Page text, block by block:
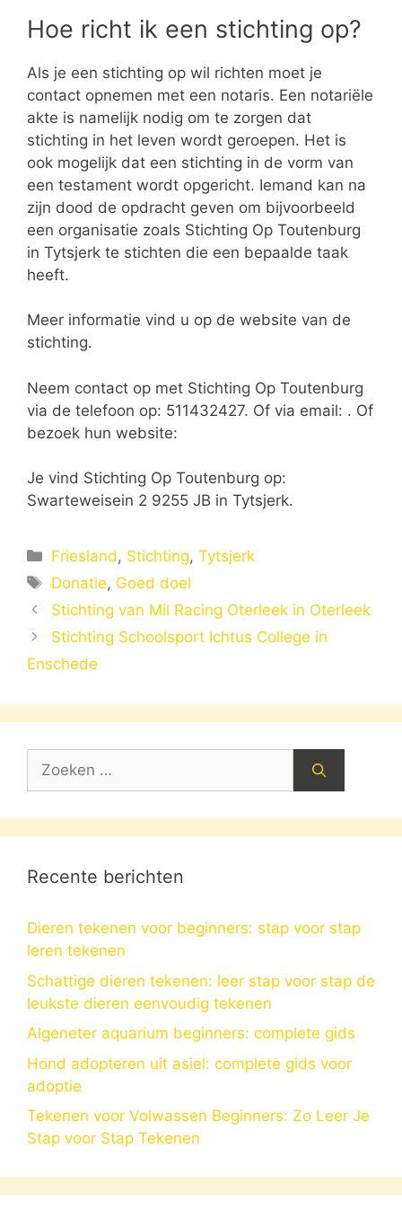
Hoe richt ik een stichting op?
Als je een stichting op wil richten moet je
contact opnemen met een notaris. Een notariële
akte is namelijk nodig om te zorgen dat
stichting in het leven wordt geroepen. Het is
ook mogelijk dat een stichting in de vorm van
een testament wordt opgericht. Iemand kan na
zijn dood de opdracht geven om bijvoorbeeld
een organisatie zoals Stichting Op Toutenburg
in Tytsjerk te stichten die een bepaalde taak
heeft.
Meer informatie vind u op de website van de
stichting.
Neem contact op met Stichting Op Toutenburg
via de telefoon op: 511432427. Of via email: . Of
bezoek hun website:
Je vind Stichting Op Toutenburg op:
Swarteweisein 2 9255 JB in Tytsjerk.
Categorieën
Friesland, Stichting,Tytsjerk
Tags
Donatie, Goed doel
Stichting van Mil Racing Oterleek in Oterleek
Stichting Schoolsport Ichtus College in
Enschede
Zoek
Recente berichten
Dieren tekenen voor beginners: stap voor stap
leren tekenen
Schattige dieren tekenen: leer stap voor stap de
leukste dieren eenvoudig tekenen
Algeneter aquarium beginners: complete gids
Hond adopteren uit asiel: complete gids voor
adoptie
Tekenen voor Volwassen Beginners: Zo Leer Je
Stap voor Stap Tekenen